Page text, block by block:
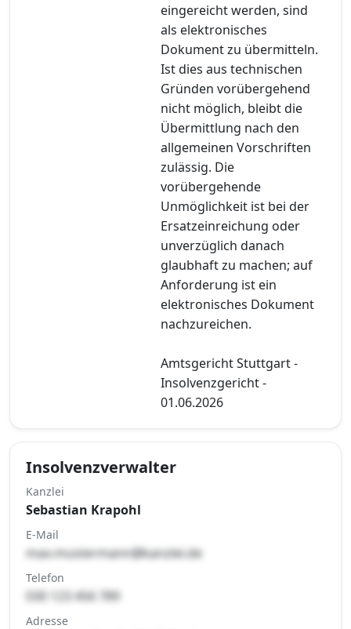
eingereicht werden, sind
als elektronisches
Dokument zu übermitteln.
Ist dies aus technischen
Gründen vorübergehend
nicht möglich, bleibt die
Übermittlung nach den
allgemeinen Vorschriften
zulässig. Die
vorübergehende
Unmöglichkeit ist bei der
Ersatzeinreichung oder
unverzüglich danach
glaubhaft zu machen; auf
Anforderung ist ein
elektronisches Dokument
nachzureichen.
Amtsgericht Stuttgart -
Insolvenzgericht -
01.06.2026
Insolvenzverwalter
Kanzlei
Sebastian Krapohl
E-Mail
max.mustermann@kanzlei.de
Telefon
030 123 456 789
Adresse